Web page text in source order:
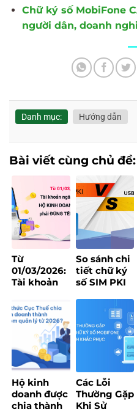
Chữ ký số MobiFone
người dân, doanh
Danh mục: Hướng dẫn
Bài viết cùng chủ đề:
Từ
01/03/2026:
Tài khoản
của hộ kinh
doanh bắt
buộc phải
đúng tên
đăng ký
So sánh chi
tiết chữ ký
số SIM PKI
Token – Nên
chọn loại
nào?
Hộ kinh
doanh được
chia thành
Các Lỗi
Thường Gặp
Khi Sử